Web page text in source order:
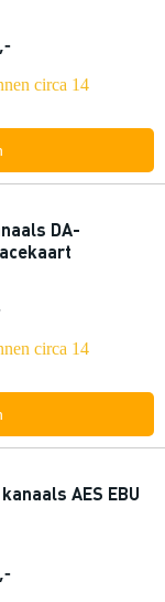
circa 14
DA-
circa 14
AES EBU